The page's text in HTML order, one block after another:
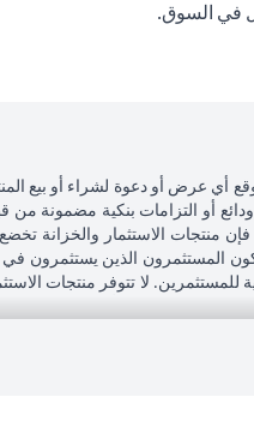
في السوق.
أي عرض أو دعوة لشراء أو بيع
ودائع أو التزامات بنكية مضمونة
فإن منتجات الاستثمار والخزانة
المستثمرون الذين يستثمرون
للمستثمرين. لا تتوفر منتجات